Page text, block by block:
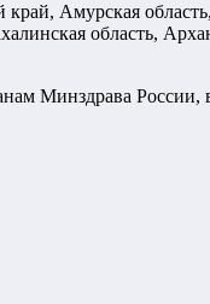
Амурская
область,
Минздрава России,